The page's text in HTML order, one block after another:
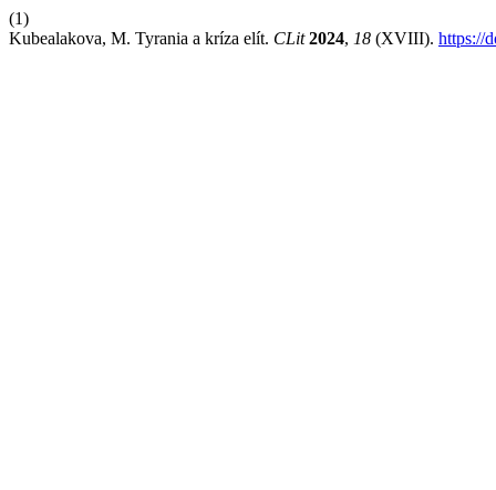
(1)
Kubealakova, M. Tyrania a kríza elít. CLit 2024, 18 (XVIII). https://